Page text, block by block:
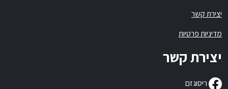
יצירת קשר
מדיניות פרטיות
יצירת קשר
ריסוגזם